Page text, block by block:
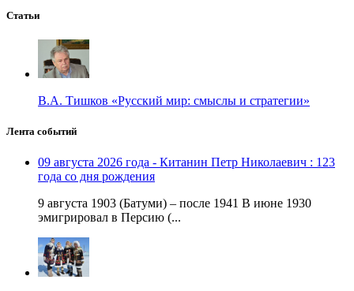
Статьи
В.А. Тишков «Русский мир: смыслы и стратегии»
Лента событий
09 августа 2026 года - Китанин Петр Николаевич : 123
года со дня рождения
9 августа 1903 (Батуми) – после 1941 В июне 1930
эмигрировал в Персию (...